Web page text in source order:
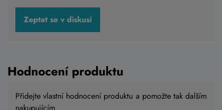
Zeptat se v diskusi
Hodnocení produktu
Přidejte vlastní hodnocení produktu a pomožte tak dalším